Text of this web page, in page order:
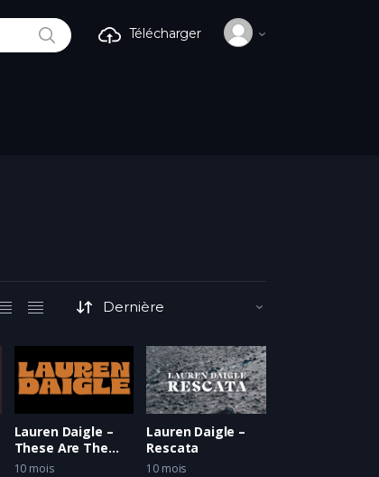
RECHERCHETélécharger
Lauren Daigle –
These Are The
Days
10 mois
Lauren Daigle –
Rescata
10 mois